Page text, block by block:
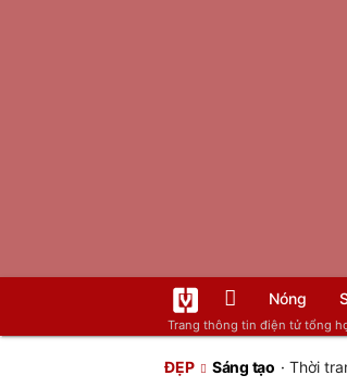
Trang thông tin điện tử tổng
Nóng
ĐẸP Sáng tạo · Thời